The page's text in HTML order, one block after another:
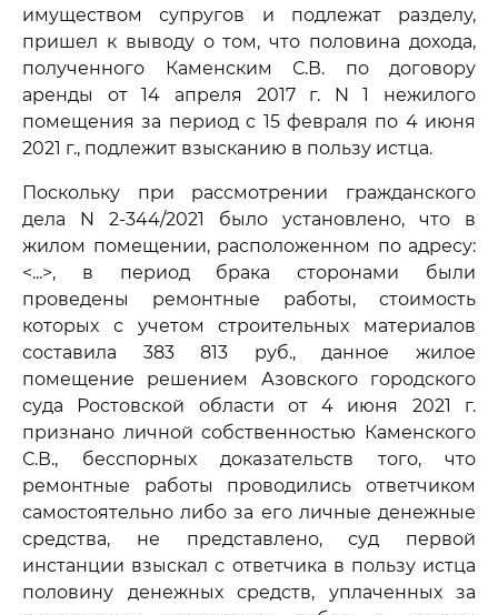
имуществом супругов и подлежат разделу,
пришел к выводу о том, что половина дохода,
полученного Каменским С.В. по договору
аренды от 14 апреля 2017 г. N 1 нежилого
помещения за период с 15 февраля по 4 июня
2021 г., подлежит взысканию в пользу истца.
Поскольку при рассмотрении гражданского
дела N 2-344/2021 было установлено, что в
жилом помещении, расположенном по адресу:
<...>, в период брака сторонами были
проведены ремонтные работы, стоимость
которых с учетом строительных материалов
составила 383 813 руб., данное жилое
помещение решением Азовского городского
суда Ростовской области от 4 июня 2021 г.
признано личной собственностью Каменского
С.В., бесспорных доказательств того, что
ремонтные работы проводились ответчиком
самостоятельно либо за его личные денежные
средства, не представлено, суд первой
инстанции взыскал с ответчика в пользу истца
половину денежных средств, уплаченных за